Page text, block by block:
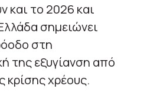
και το 2026 και
σημειώνει
στη
της εξυγίανση από
κρίσης χρέους.